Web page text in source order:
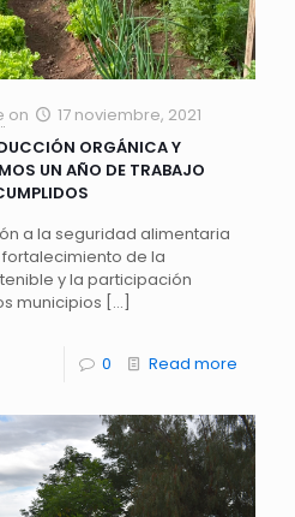
on
17 noviembre, 2021
ORGÁNICA Y
UN AÑO DE TRABAJO
a la seguridad alimentaria
de la
y la participación
municipios […]
0 Read more